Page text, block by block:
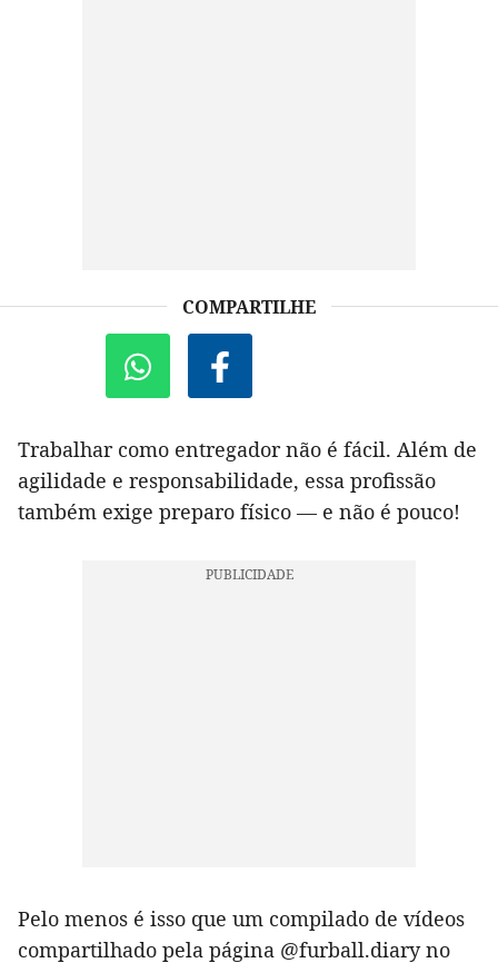
COMPARTILHE
Trabalhar como entregador não é fácil. Além de
agilidade e responsabilidade, essa profissão
também exige preparo físico — e não é pouco!
Pelo menos é isso que um compilado de vídeos
compartilhado pela página @furball.diary no